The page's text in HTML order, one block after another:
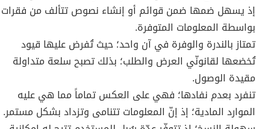
إذ يسهل ضمها ضمن قوائم أو إنشاء نصوص تتألف من فقرات
بواسطة المعلومات المتوفرة.
تمتاز بالندرة والوفرة في آن واحد؛ حيث تُفرض عليها قيود
تُخضعها لقانونّي العرض والطلب؛ بذلك تصبح سلعة متداولة
مقيدة الوصول.
تنفرد بعدم نفادها؛ فهي على العكس تماماً مما هي عليه
الموارد المادية؛ إذ إنّ المعلومات تتنامى وتزداد بشكل مستمر.